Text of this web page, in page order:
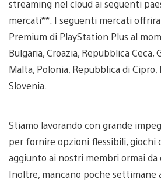
streaming nel cloud ai seguenti
mercati**. I seguenti mercati
Premium di PlayStation Plus al
Bulgaria, Croazia, Repubblica Ceca,
Malta, Polonia, Repubblica di Cipro,
Slovenia.
Stiamo lavorando con grande
per fornire opzioni flessibili, giochi
aggiunto ai nostri membri ormai da
Inoltre, mancano poche settimane